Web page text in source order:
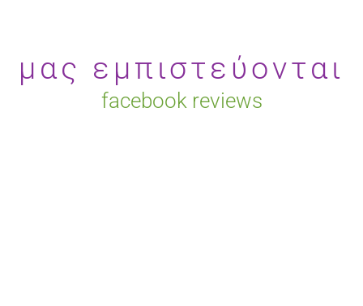
μας εμπιστεύονται
facebook reviews